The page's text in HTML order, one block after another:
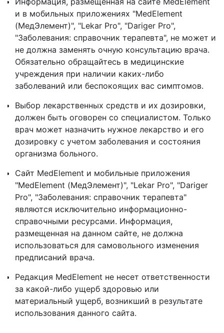
и в мобильных приложениях "MedElement
(МедЭлемент)", "Lekar Pro", "Dariger Pro",
"Заболевания: справочник терапевта", не может и
не должна заменять очную консультацию врача.
Обязательно обращайтесь в медицинские
учреждения при наличии каких-либо
заболеваний или беспокоящих вас симптомов.
Выбор лекарственных средств и их дозировки,
должен быть оговорен со специалистом. Только
врач может назначить нужное лекарство и его
дозировку с учетом заболевания и состояния
организма больного.
Сайт MedElement и мобильные приложения
"MedElement (МедЭлемент)", "Lekar Pro", "Dariger
Pro", "Заболевания: справочник терапевта"
являются исключительно информационно-
справочными ресурсами. Информация,
размещенная на данном сайте, не должна
использоваться для самовольного изменения
предписаний врача.
Редакция MedElement не несет ответственности
за какой-либо ущерб здоровью или
материальный ущерб, возникший в результате
использования данного сайта.